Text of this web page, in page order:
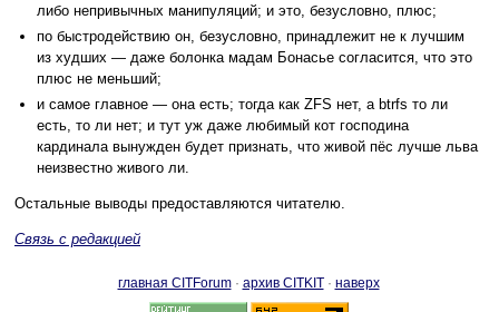
либо непривычных манипуляций; и это, безусловно, плюс;
по быстродействию он, безусловно, принадлежит не к лучшим
из худших — даже болонка мадам Бонасье согласится, что это
плюс не меньший;
и самое главное — она есть; тогда как ZFS нет, а btrfs то ли
есть, то ли нет; и тут уж даже любимый кот господина
кардинала вынужден будет признать, что живой пёс лучше льва
неизвестно живого ли.
Остальные выводы предоставляются читателю.
Связь с редакцией
главная CITForum· архив CITKIT· наверх